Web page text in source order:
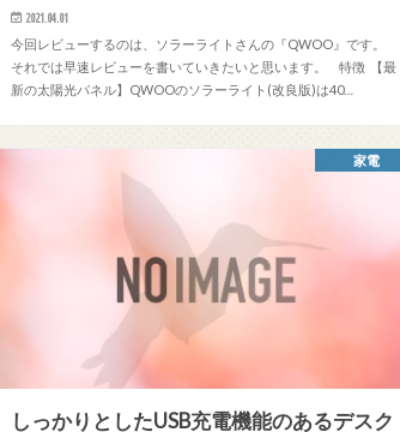
2021.04.01
今回レビューするのは、ソラーライトさんの『QWOO』です。
それでは早速レビューを書いていきたいと思います。 特徴 【最
新の太陽光パネル】QWOOのソラーライト(改良版)は40…
家電
しっかりとしたUSB充電機能のあるデスク